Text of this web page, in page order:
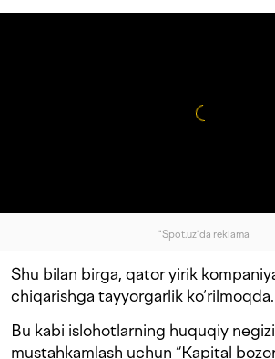
"Spot.uz"da reklama
Shu bilan birga, qator yirik
chiqarishga tayyorgarlik ko‘rilmoqda.
Bu kabi islohotlarning huquqiy
mustahkamlash uchun “Kapital